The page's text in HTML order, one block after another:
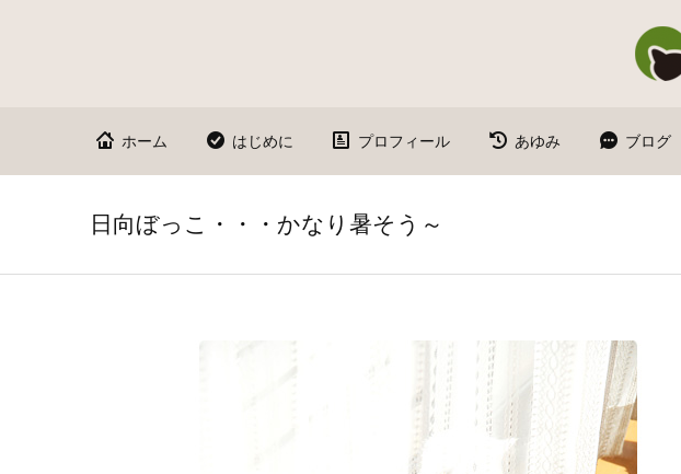
ホーム はじめに プロフィール あゆみ ブログ
日向ぼっこ・・・かなり暑そう～